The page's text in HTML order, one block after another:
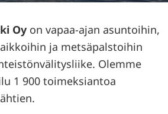
Oy on vapaa-ajan asuntoihin,
ja metsäpalstoihin
Olemme
1 900 toimeksiantoa